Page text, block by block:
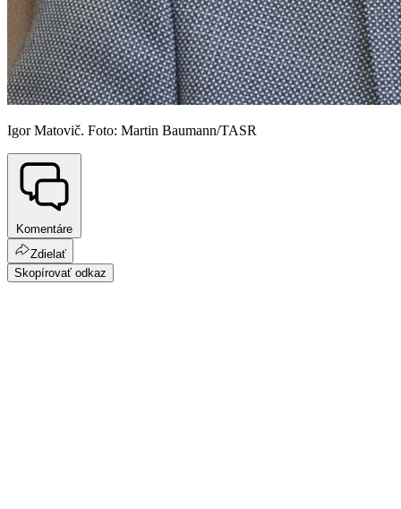
Igor Matovič. Foto: Martin Baumann/TASR
Komentáre
Zdielať
Skopírovať odkaz